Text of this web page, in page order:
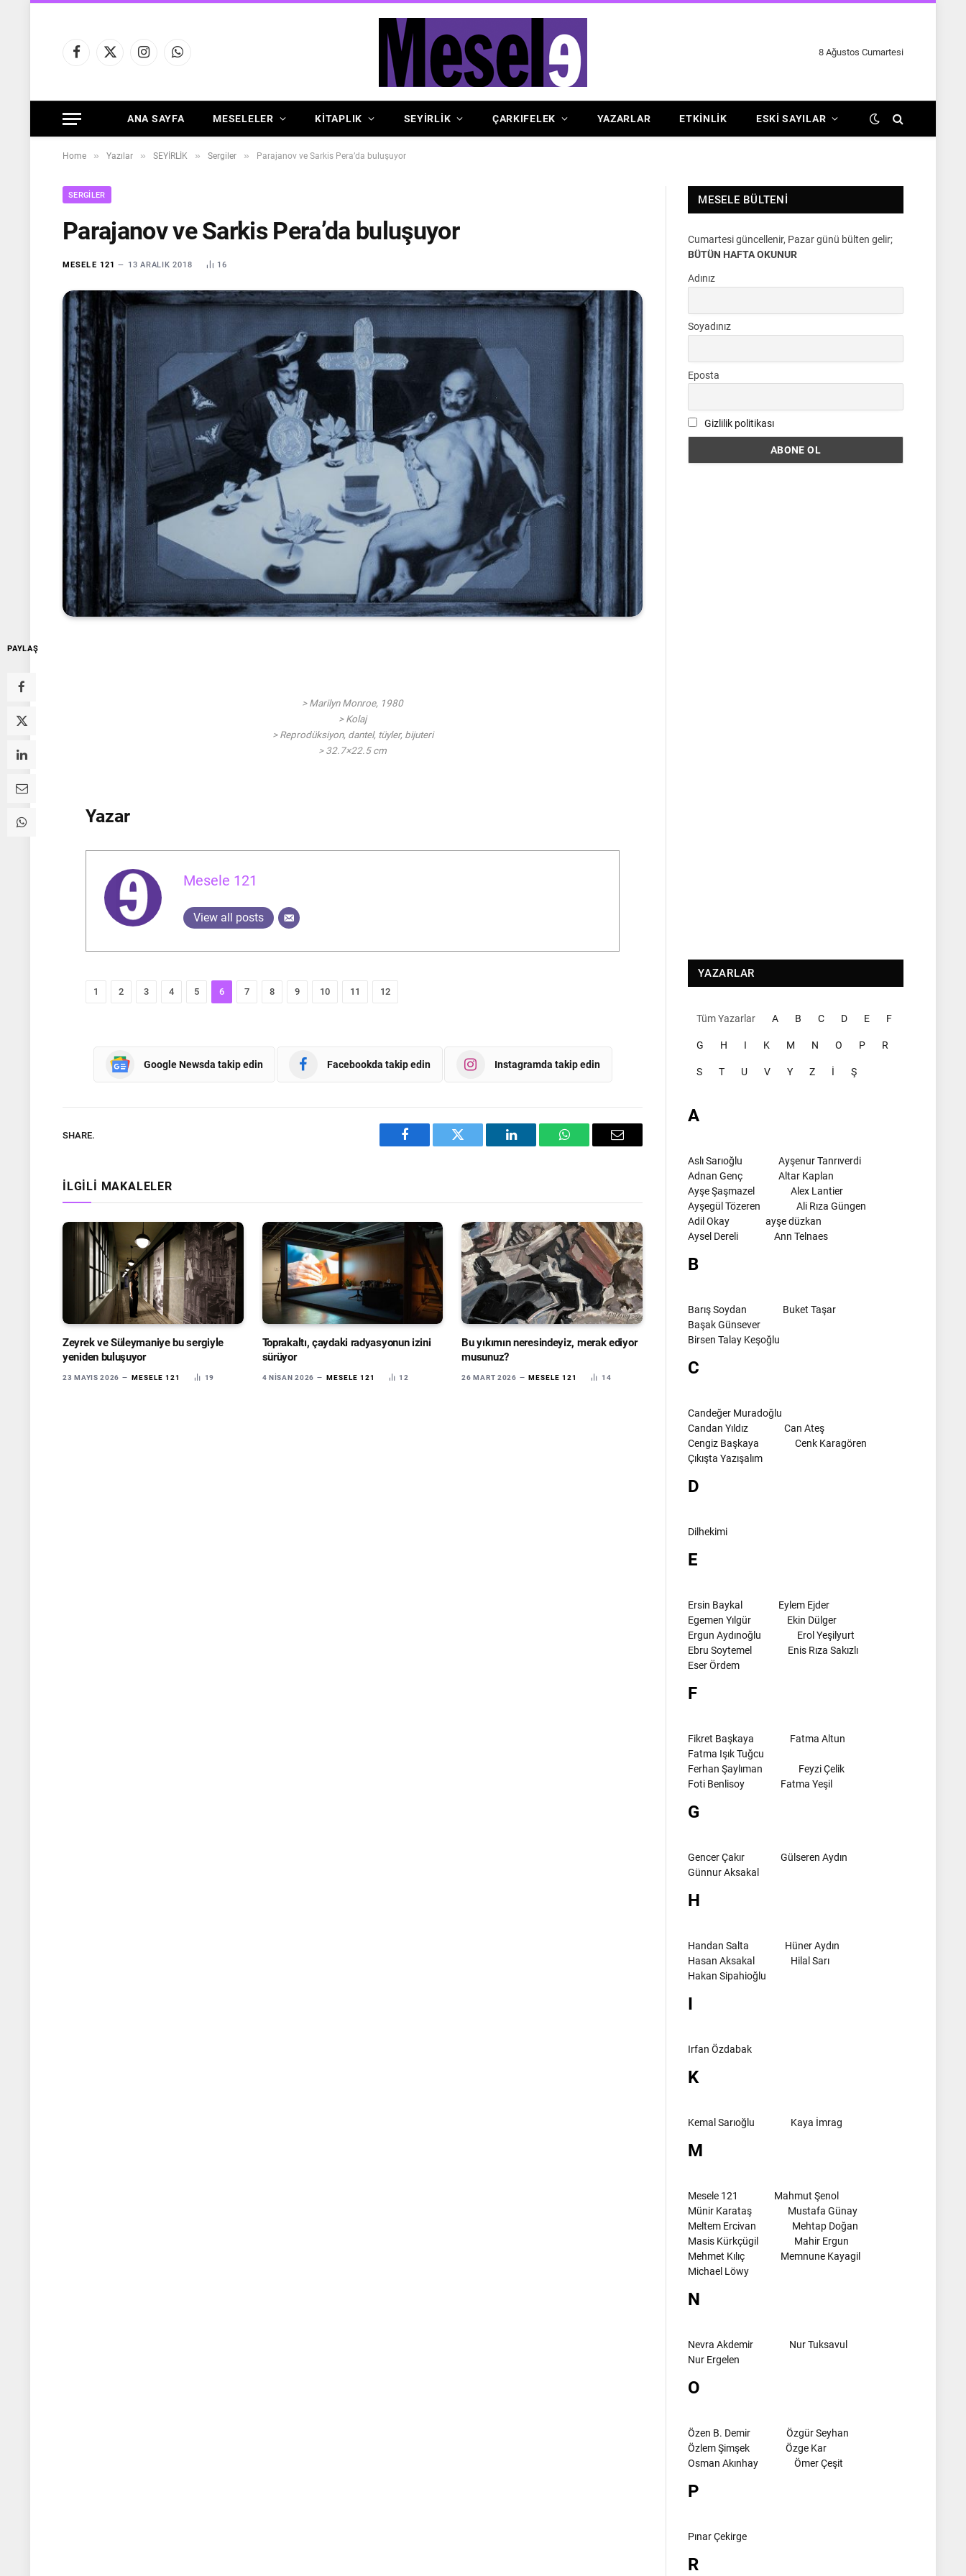
Facebook
X
InstagramWhatsApp
8 Ağustos Cumartesi
ANA SAYFA MESELELER KİTAPLIK SEYİRLİK ÇARKIFELEK YAZARLAR ETKINLIK ESKI SAYILAR
Home » Yazılar » SEYİRLİK » Sergiler » Parajanov ve Sarkis Pera’da buluşuyor
SERGILER
Parajanov ve Sarkis Pera’da buluşuyor
MESELE 121 13 ARALIK 2018 16
PAYLAŞ
> Marilyn Monroe, 1980
> Kolaj
> Reprodüksiyon, dantel, tüyler, bijuteri
> 32.7×22.5 cm
Yazar
Mesele 121
View all posts
1 2 3 4 5 6 7 8 9 10 11 12
Google Newsda takip edin Facebookda takip edin Instagramda takip edin
SHARE.
Facebook Twitter LinkedIn WhatsAppEmail
İLGILI MAKALELER
Zeyrek ve Süleymaniye bu sergiyle
yeniden buluşuyor
23 MAYIS 2026 MESELE 121 19
Toprakaltı, çaydaki radyasyonun izini
sürüyor
4 NISAN 2026 MESELE 121 12
Bu yıkımın neresindeyiz, merak ediyor
musunuz?
26 MART 2026 MESELE 121 14
MESELE BÜLTENI
Cumartesi güncellenir, Pazar günü bülten gelir;
BÜTÜN HAFTA OKUNUR
Adınız
Soyadınız
Eposta
Gizlilik politikası
YAZARLAR
Tüm Yazarlar A B C D E F
G H I K M N O P R
S T U V Y Z İ Ş
A
Aslı Sarıoğlu
Ayşenur Tanrıverdi
Adnan Genç
Altar Kaplan
Ayşe Şaşmazel
Alex Lantier
Ayşegül Tözeren
Ali Rıza Güngen
Adil Okay
ayşe düzkan
Aysel Dereli
Ann Telnaes
B
Barış Soydan
Buket Taşar
Başak Günsever
Birsen Talay Keşoğlu
C
Candeğer Muradoğlu
Candan Yıldız
Can Ateş
Cengiz Başkaya
Cenk Karagören
Çıkışta Yazışalım
D
Dilhekimi
E
Ersin Baykal
Eylem Ejder
Egemen Yılgür
Ekin Dülger
Ergun Aydınoğlu
Erol Yeşilyurt
Ebru Soytemel
Enis Rıza Sakızlı
Eser Ördem
F
Fikret Başkaya
Fatma Altun
Fatma Işık Tuğcu
Ferhan Şaylıman
Feyzi Çelik
Foti Benlisoy
Fatma Yeşil
G
Gencer Çakır
Gülseren Aydın
Günnur Aksakal
H
Handan Salta
Hüner Aydın
Hasan Aksakal
Hilal Sarı
Hakan Sipahioğlu
I
Irfan Özdabak
K
Kemal Sarıoğlu Kaya İmrag
M
Mesele 121
Mahmut Şenol
Münir Karataş
Mustafa Günay
Meltem Ercivan
Mehtap Doğan
Masis Kürkçügil
Mahir Ergun
Mehmet Kılıç
Memnune Kayagil
Michael Löwy
N
Nevra Akdemir
Nur Tuksavul
Nur Ergelen
O
Özen B. Demir
Özgür Seyhan
Özlem Şimşek
Özge Kar
Osman Akınhay
Ömer Çeşit
P
Pınar Çekirge
R